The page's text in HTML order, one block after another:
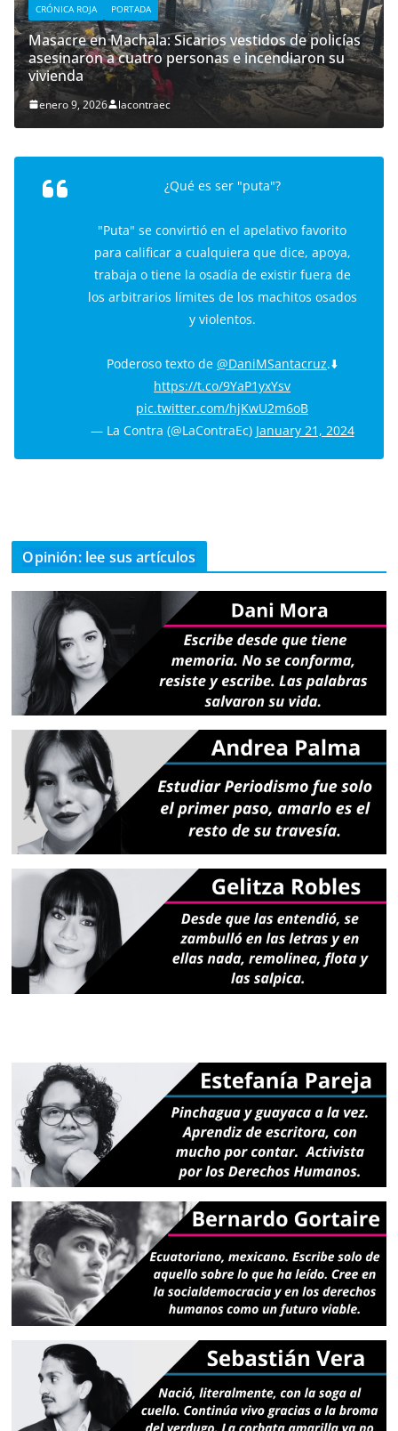
CRÓNICA ROJA PORTADA
Masacre en Machala: Sicarios vestidos de policías
asesinaron a cuatro personas e incendiaron su
vivienda
enero 9, 2026 lacontraec
¿Qué es ser "puta"?
"Puta" se convirtió en el apelativo favorito
para calificar a cualquiera que dice, apoya,
trabaja o tiene la osadía de existir fuera de
los arbitrarios límites de los machitos osados
y violentos.
Poderoso texto de @DaniMSantacruz.⬇️
https://t.co/9YaP1yxYsv
pic.twitter.com/hjKwU2m6oB
— La Contra (@LaContraEc) January 21, 2024
Opinión: lee sus artículos